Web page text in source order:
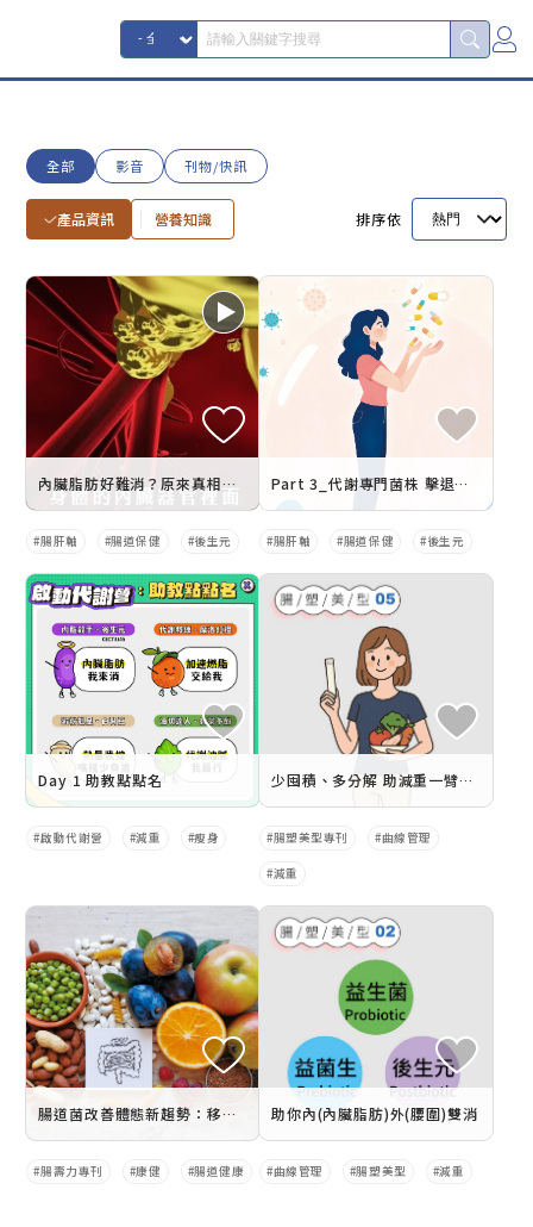
全部 影音 刊物/快訊
產品資訊 營養知識 排序依
內臟脂肪好難消？原來真相藏在腸道裡！
腸肝軸 腸道保健 後生元
Part 3_代謝專門菌株 擊退內臟脂肪
腸肝軸 腸道保健 後生元
Day 1 助教點點名
啟動代謝營 減重 瘦身
少囤積、多分解 助減重一臂之力
腸塑美型專刊 曲線管理
減重
腸道菌改善體態新趨勢：移植瘦老鼠腸道菌研究
腸壽力專刊 康健 腸道健康
助你內(內臟脂肪)外(腰圍)雙消
曲線管理 腸塑美型 減重